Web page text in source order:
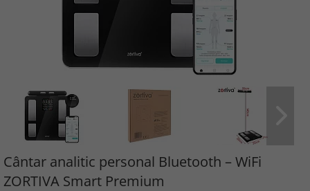
Cântar analitic personal Bluetooth – WiFi
ZORTIVA Smart Premium